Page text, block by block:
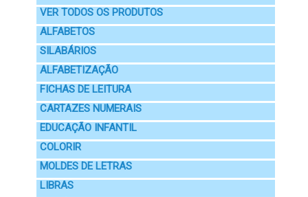
VER TODOS OS PRODUTOS
ALFABETOS
SILABÁRIOS
ALFABETIZAÇÃO
FICHAS DE LEITURA
CARTAZES NUMERAIS
EDUCAÇÃO INFANTIL
COLORIR
MOLDES DE LETRAS
LIBRAS